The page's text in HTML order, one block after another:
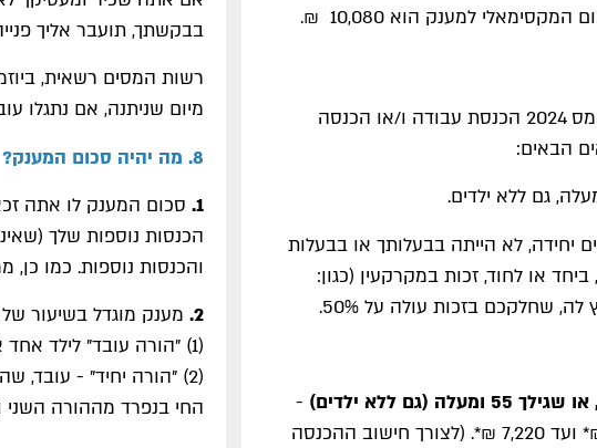
למענק הוא 10,080 ₪.
אם הנך שכיר ו/או עצמאי, והייתה לך בשנת המס 2024 הכנסת עבודה ו/או הכנסה
הבאים:
לדירת מגורים יחידה, לא הייתה בבעלותך או בבעלות
או לחוד, זכות במקרקעין (כגון:
שחלקכם בזכות עולה על 50%.
-
הכנסתך החודשית הממוצעת היא מ- 2,390 ₪* ועד 7,220 ₪*. (לצורך חישוב ההכנסה
בבקשתך, תועבר אליך
רשות המסים רשאית,
מיום שניתנה, אם נתגלו
8. מה יהיה סכום המענק?
1. סכום המענק לו אתה
הכנסות נוספות שלך
והכנסות נוספות. כמו כן,
2. מענק מוגדל בשיעור של 150%, יינתן לאחד מאלה:
(1) "הורה עובד" לילד אחד או יותר.
(2) "הורה יחיד" - עובד,
החי בנפרד מההורה השני